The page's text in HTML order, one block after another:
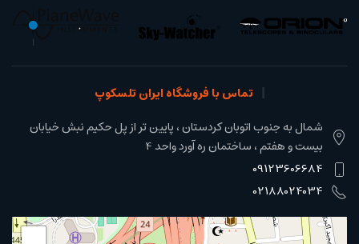
تماس با فروشگاه ایران تلسکوپ
شمال به جنوب اتوبان کردستان ، پایین تر از پل حکیم نبش خیابان
بیست و هفتم ، ساختمان ره آورد واحد 4
09123606684
02188024034